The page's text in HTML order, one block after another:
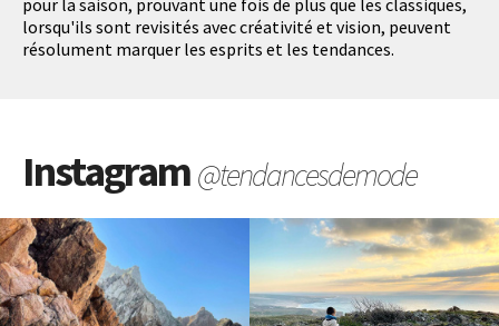
pour la saison, prouvant une fois de plus que les classiques,
lorsqu'ils sont revisités avec créativité et vision, peuvent
résolument marquer les esprits et les tendances.
Instagram@tendancesdemode